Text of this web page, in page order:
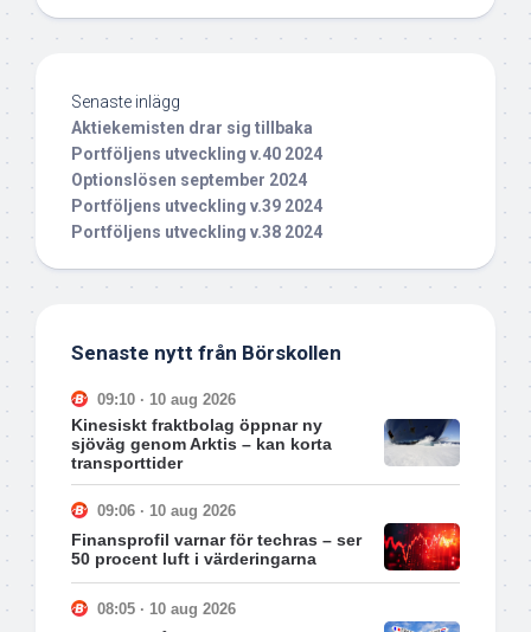
Senaste inlägg
Aktiekemisten drar sig tillbaka
Portföljens utveckling v.40 2024
Optionslösen september 2024
Portföljens utveckling v.39 2024
Portföljens utveckling v.38 2024
Senaste nytt från Börskollen
09:10 · 10 aug 2026
Kinesiskt fraktbolag öppnar ny
sjöväg genom Arktis – kan korta
transporttider
09:06 · 10 aug 2026
Finansprofil varnar för techras – ser
50 procent luft i värderingarna
08:05 · 10 aug 2026